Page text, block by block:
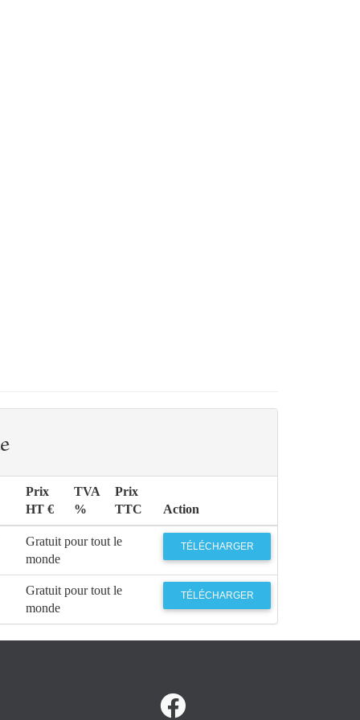
Prix
HT €
TVA
%
Prix
TTC
Action
Gratuit pour tout le
monde
TÉLÉCHARGER
Gratuit pour tout le
monde
TÉLÉCHARGER